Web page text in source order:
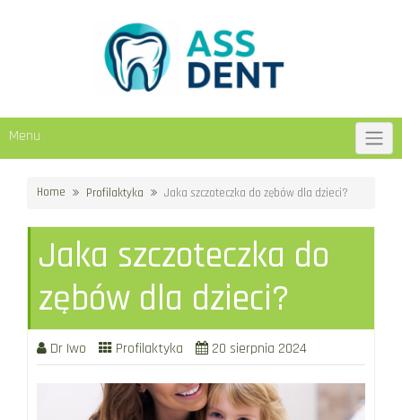
Menu
Home Profilaktyka Jaka szczoteczka do zębów dla dzieci?
Jaka szczoteczka do
zębów dla dzieci?
Dr Iwo Profilaktyka 20 sierpnia 2024